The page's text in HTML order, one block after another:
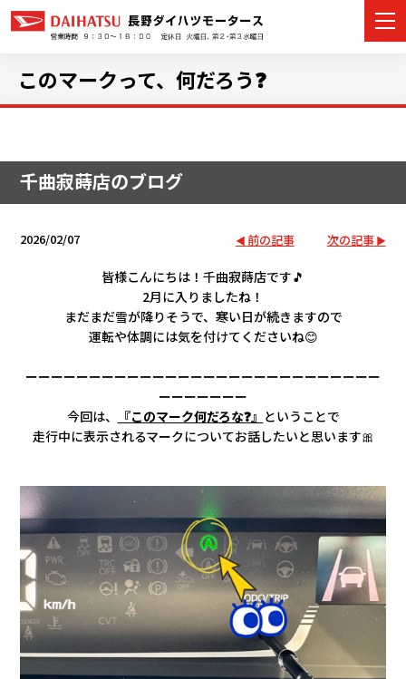
店舗情報
イベント・キャンペーン
ご購入者サポート
会社情報
リコ
お問
このマークって、何だろう❓
千曲寂蒔店のブログ
2026/02/07 前の記事 次の記事
皆様こんにちは！千曲寂蒔店です🎵
2月に入りましたね！
まだまだ雪が降りそうで、寒い日が続きますので
運転や体調には気を付けてくださいね😊
ーーーーーーーーーーーーーーーーーーーーーーーーーーーー
ーーーーーーー
今回は、
『このマーク何だろな❓』 ということで
走行中に表示されるマークについてお話したいと思います🎀